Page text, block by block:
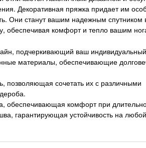
Декоративная пряжка придает им
Они станут вашим надежным спутником
обеспечивая комфорт и тепло вашим
подчеркивающий ваш
материалы, обеспечивающие
позволяющая сочетать их с различными
обеспечивающая комфорт при
гарантирующая устойчивость на любой